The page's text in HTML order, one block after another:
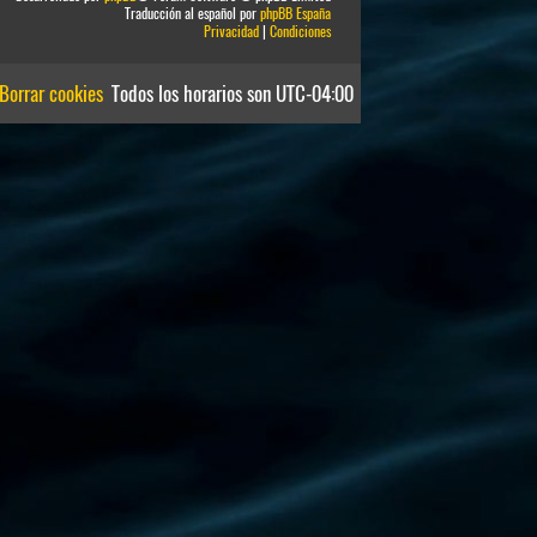
Traducción al español porphpBB España
Privacidad| Condiciones
Todos los horarios son UTC-04:00
Borrar cookies